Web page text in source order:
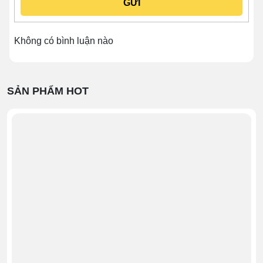
Bánh xe PUbền bỉ, giúp dễ dàng di chuyển tới
Không có bình luận nào
SẢN PHẨM HOT